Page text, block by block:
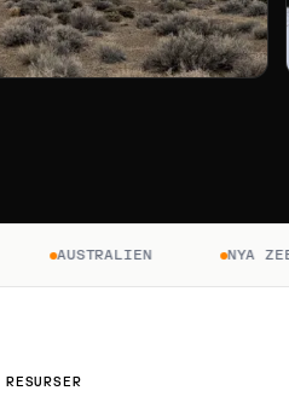
AUSTRALIEN NYA ZEELAND
RESURSER